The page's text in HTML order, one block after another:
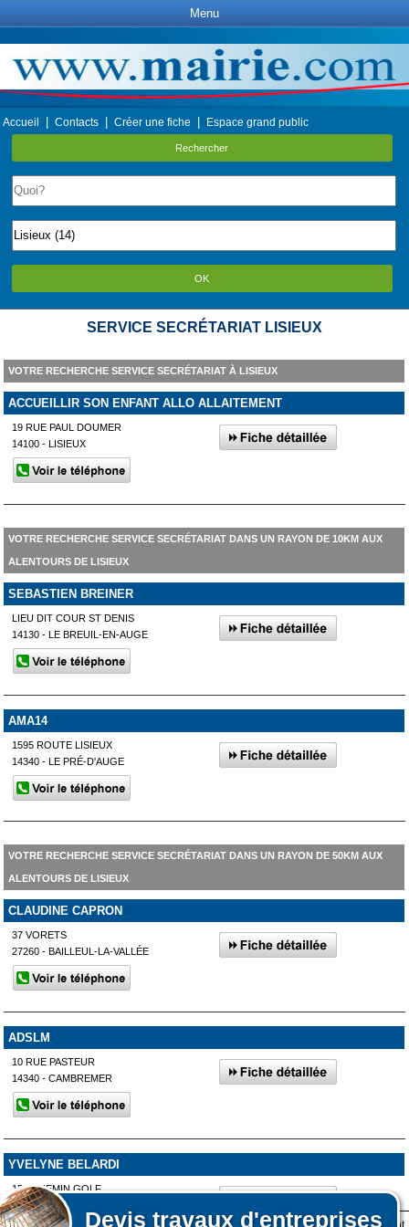
Menu
Accueil Contacts Créer une fiche Espace grand public
Rechercher
OK
SERVICE SECRÉTARIAT LISIEUX
Devis travaux d'entreprises
VOTRE RECHERCHE SERVICE SECRÉTARIAT À LISIEUX
ACCUEILLIR SON ENFANT ALLO ALLAITEMENT
19 RUE PAUL DOUMER
14100 - LISIEUX
VOTRE RECHERCHE SERVICE SECRÉTARIAT DANS UN RAYON DE 10KM AUX
ALENTOURS DE LISIEUX
SEBASTIEN BREINER
LIEU DIT COUR ST DENIS
14130 - LE BREUIL-EN-AUGE
AMA14
1595 ROUTE LISIEUX
14340 - LE PRÉ-D'AUGE
VOTRE RECHERCHE SERVICE SECRÉTARIAT DANS UN RAYON DE 50KM AUX
ALENTOURS DE LISIEUX
CLAUDINE CAPRON
37 VORETS
27260 - BAILLEUL-LA-VALLÉE
ADSLM
10 RUE PASTEUR
14340 - CAMBREMER
YVELYNE BELARDI
156 CHEMIN GOLF
14130 - MANNEVILLE-LA-PIPARD